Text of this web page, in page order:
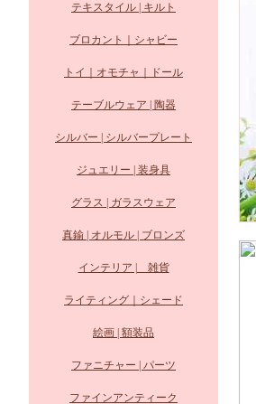
テキスタイル | キルト
ブロカント｜シャビー
トイ｜オモチャ｜ドール
テーブルウェア | 陶器
シルバー | シルバープレート
ジュエリー | 装身具
グラス | ガラスウェア
真鍮 | オルモル | ブロンズ
インテリア | 雑貨
ライティング｜シェード
絵画 | 額装品
ファニチャー | パーツ
ファインアンティーク